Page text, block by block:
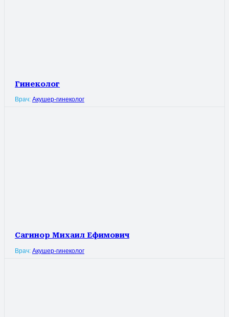
Гинеколог
Врач: Акушер-гинеколог
Сагинор Михаил Ефимович
Врач: Акушер-гинеколог